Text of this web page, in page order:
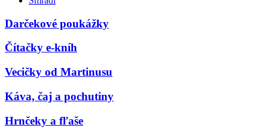
Darčekové poukážky
Čítačky e-kníh
Vecičky od Martinusu
Káva, čaj a pochutiny
Hrnčeky a fľaše